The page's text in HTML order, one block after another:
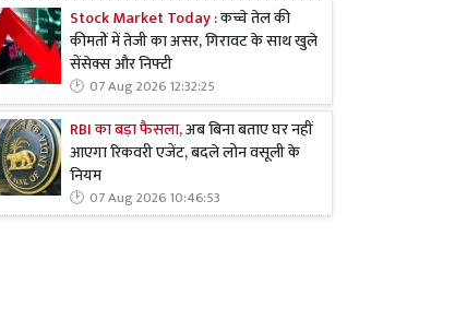
Stock Market Today :कच्चे तेल की
कीमतों में तेजी का असर, गिरावट के साथ खुले
सेंसेक्स और निफ्टी
07 Aug 2026 12:32:25
RBI का बड़ा फैसला,अब बिना बताए घर नहीं
आएगा रिकवरी एजेंट, बदले लोन वसूली के
नियम
07 Aug 2026 10:46:53